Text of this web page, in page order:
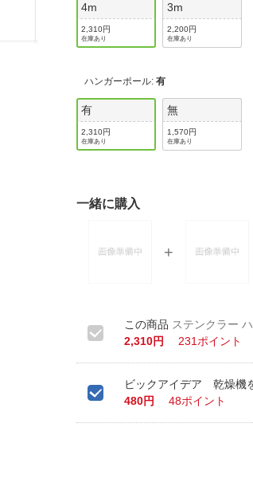
4m
2,310円
在庫あり
3m
2,200円
在庫あり
ハンガーポール:有
有
2,310円
在庫あり
無
1,570円
在庫あり
一緒に購入
ステンクラー
2,310円
231ポイント
ビックアイデア 乾燥機
480円
48ポイント